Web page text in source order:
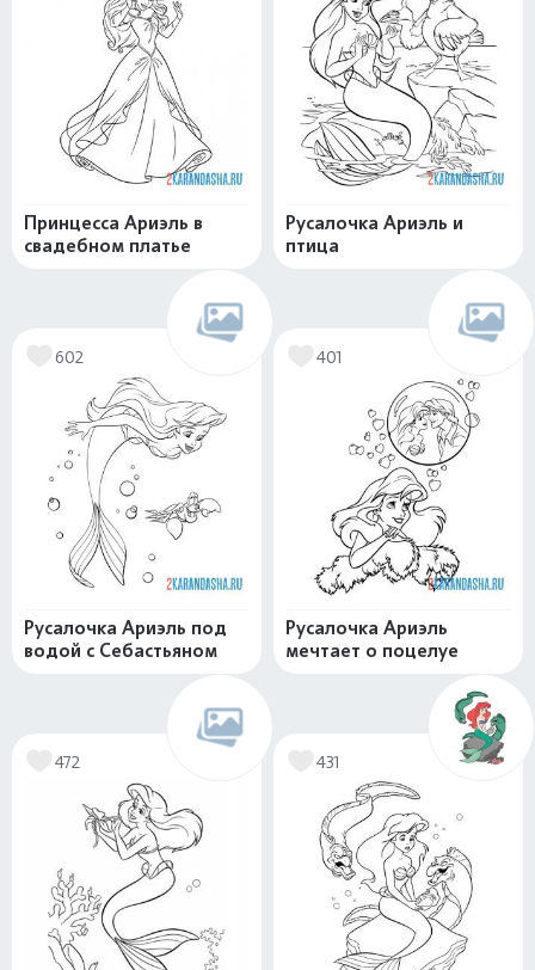
Принцесса Ариэль в
свадебном платье
Русалочка Ариэль и
птица
602
Русалочка Ариэль под
водой с Себастьяном
401
Русалочка Ариэль
мечтает о поцелуе
472 431